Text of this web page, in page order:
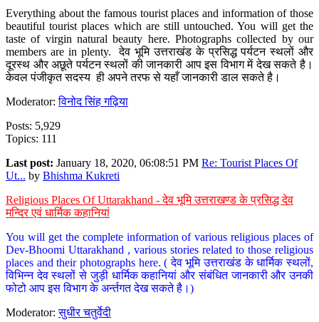
Everything about the famous tourist places and information of those
beautiful tourist places which are still untouched. You will get the
taste of virgin natural beauty here. Photographs collected by our
members are in plenty. देव भूमि उत्तराखंड के प्रसिद्ध पर्यटन स्थलों और
दूरस्थ और अछूते पर्यटन स्थलों की जानकारी आप इस विभाग में देख सकते है।
केवल पंजीकृत सदस्य ही अपने तरफ से यहाँ जानकारी डाल सकते है।
Moderator:विनोद सिंह गढ़िया
Posts: 5,929
Topics: 111
Last post: January 18, 2020, 06:08:51 PM Re: Tourist Places Of
Ut... by Bhishma Kukreti
Religious Places Of Uttarakhand - देव भूमि उत्तराखण्ड के प्रसिद्ध देव
मन्दिर एवं धार्मिक कहानियां
You will get the complete information of various religious places of
Dev-Bhoomi Uttarakhand , various stories related to those religious
places and their photographs here. ( देव भूमि उत्तराखंड के धार्मिक स्थलों,
विभिन्न देव स्थलों से जुड़ी धार्मिक कहानियां और संबंधित जानकारी और उनकी
फोटो आप इस विभाग के अर्न्तगत देख सकते है।)
Moderator:सुधीर चतुर्वेदी